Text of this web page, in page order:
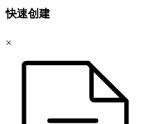
快速创建
×